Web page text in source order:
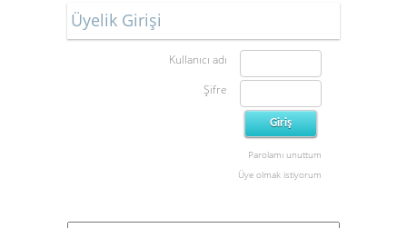
Üyelik Girişi
Kullanıcı adı
Şifre
Parolamı unuttum
Üye olmak istiyorum